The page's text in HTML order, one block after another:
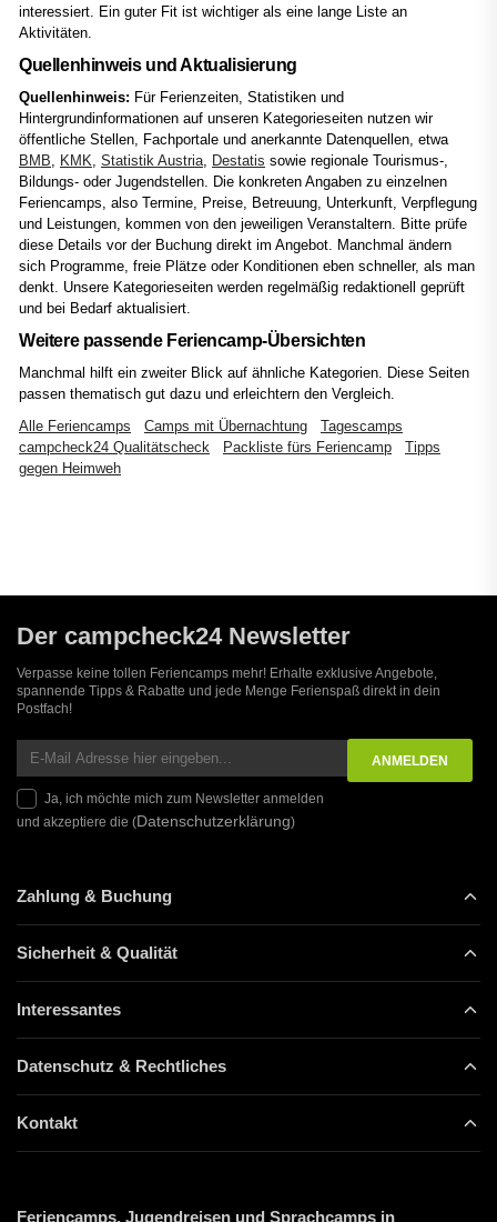
interessiert. Ein guter Fit ist wichtiger als eine lange Liste an
Aktivitäten.
Quellenhinweis und Aktualisierung
Quellenhinweis: Für Ferienzeiten, Statistiken und
Hintergrundinformationen auf unseren Kategorieseiten nutzen wir
öffentliche Stellen, Fachportale und anerkannte Datenquellen, etwa
BMB
KMK Statistik Austria Destatis sowie regionale Tourismus-,
Bildungs- oder Jugendstellen. Die konkreten Angaben zu einzelnen
Feriencamps, also Termine, Preise, Betreuung, Unterkunft, Verpflegung
und Leistungen, kommen von den jeweiligen Veranstaltern. Bitte prüfe
diese Details vor der Buchung direkt im Angebot. Manchmal ändern
sich Programme, freie Plätze oder Konditionen eben schneller, als man
denkt. Unsere Kategorieseiten werden regelmäßig redaktionell geprüft
und bei Bedarf aktualisiert.
Weitere passende Feriencamp-Übersichten
Manchmal hilft ein zweiter Blick auf ähnliche Kategorien. Diese Seiten
passen thematisch gut dazu und erleichtern den Vergleich.
Alle Feriencamps
Camps mit Übernachtung
Tagescamps
campcheck24 Qualitätscheck
Packliste fürs Feriencamp
Tipps
gegen Heimweh
Der campcheck24 Newsletter
Verpasse keine tollen Feriencamps mehr! Erhalte exklusive Angebote,
spannende Tipps & Rabatte und jede Menge Ferienspaß direkt in dein
Postfach!
Ja, ich möchte mich zum Newsletter anmelden
und akzeptiere die (Datenschutzerklärung)
Zahlung & Buchung
Sicherheit & Qualität
Interessantes
Datenschutz & Rechtliches
Kontakt
Feriencamps, Jugendreisen und Sprachcamps in